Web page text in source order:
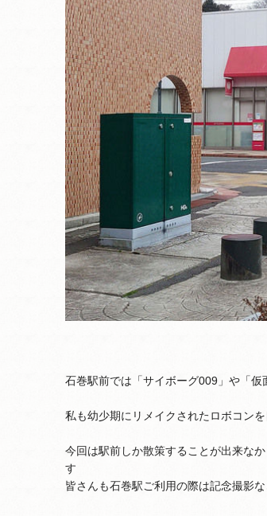
石巻駅前では「サイボーグ009」や「仮
私も幼少期にリメイクされたロボコン
今回は駅前しか散策することが出来な
す
皆さんも石巻駅ご利用の際は記念撮影な